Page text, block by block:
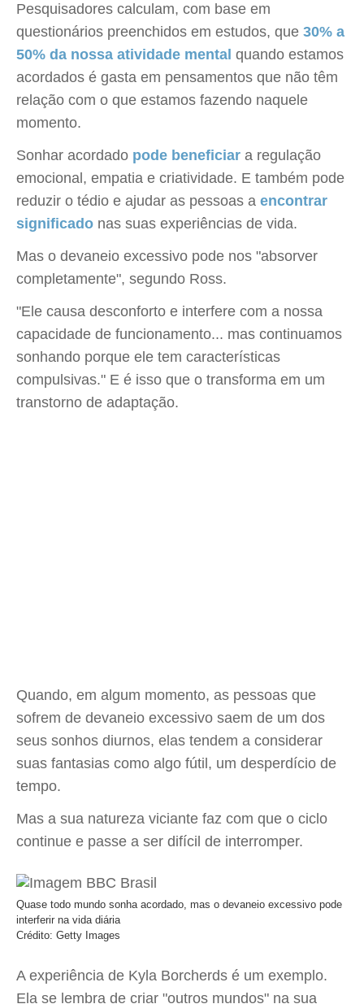
Pesquisadores calculam, com base em
questionários preenchidos em estudos, que 30% a
50% da nossa atividade mental quando estamos
acordados é gasta em pensamentos que não têm
relação com o que estamos fazendo naquele
momento.
Sonhar acordado pode beneficiar a regulação
emocional, empatia e criatividade. E também pode
reduzir o tédio e ajudar as pessoas a encontrar
significado nas suas experiências de vida.
Mas o devaneio excessivo pode nos "absorver
completamente", segundo Ross.
"Ele causa desconforto e interfere com a nossa
capacidade de funcionamento... mas continuamos
sonhando porque ele tem características
compulsivas." E é isso que o transforma em um
transtorno de adaptação.
Quando, em algum momento, as pessoas que
sofrem de devaneio excessivo saem de um dos
seus sonhos diurnos, elas tendem a considerar
suas fantasias como algo fútil, um desperdício de
tempo.
Mas a sua natureza viciante faz com que o ciclo
continue e passe a ser difícil de interromper.
Quase todo mundo sonha acordado, mas o devaneio excessivo pode
interferir na vida diária
Crédito: Getty Images
A experiência de Kyla Borcherds é um exemplo.
Ela se lembra de criar "outros mundos" na sua